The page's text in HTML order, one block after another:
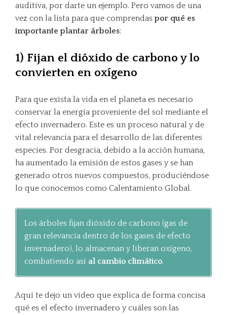
auditiva, por darte un ejemplo. Pero vamos de una
vez con la lista para que comprendaspor qué es
importante plantar árboles:
1) Fijan el dióxido de carbono y lo
convierten en oxígeno
Para que exista la vida en el planeta es necesario
conservar la energía proveniente del sol mediante el
efecto invernadero. Este es un proceso natural y de
vital relevancia para el desarrollo de las diferentes
especies. Por desgracia, debido a la acción humana,
ha aumentado la emisión de estos gases y se han
generado otros nuevos compuestos, produciéndose
lo que conocemos como Calentamiento Global.
Los árboles fijan dióxido de carbono (gas de
gran relevancia dentro de los gases de efecto
invernadero), lo almacenan y liberan oxígeno,
combatiendo así al cambio climático.
Aquí te dejo un video que explica de forma concisa
qué es el efecto invernadero y cuáles son las